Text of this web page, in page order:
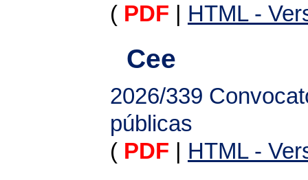
( PDF HTML -
Cee
2026/339
públicas
( PDF HTML -